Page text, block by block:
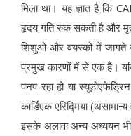
मिला था। यह ज्ञात है कि
हृदय गति रुक सकती है और
शिशुओं और वयस्कों में जागते
प्रमुख कारणों में से एक है।
पनप रहा हो या
कार्डिएक एरिद्मिया
इसके अलावा अन्य अध्ययन